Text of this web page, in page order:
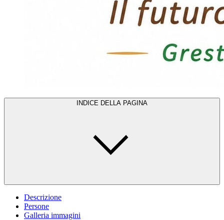
INDICE DELLA PAGINA
Descrizione
Persone
Galleria immagini